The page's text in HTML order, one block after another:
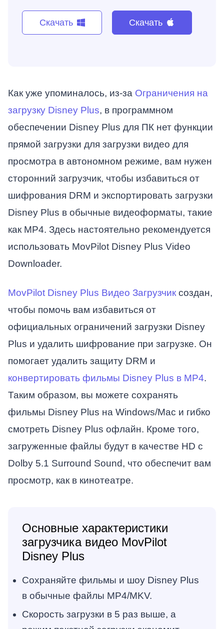
Скачать Скачать
Как уже упоминалось, из-за Ограничения на
загрузку Disney Plus, в программном
обеспечении Disney Plus для ПК нет функции
прямой загрузки для загрузки видео для
просмотра в автономном режиме, вам нужен
сторонний загрузчик, чтобы избавиться от
шифрования DRM и экспортировать загрузки
Disney Plus в обычные видеоформаты, такие
как MP4. Здесь настоятельно рекомендуется
использовать MovPilot Disney Plus Video
Downloader.
MovPilot Disney Plus Видео Загрузчиксоздан,
чтобы помочь вам избавиться от
официальных ограничений загрузки Disney
Plus и удалить шифрование при загрузке. Он
помогает удалить защиту DRM и
конвертировать фильмы Disney Plus в MP4.
Таким образом, вы можете сохранять
фильмы Disney Plus на Windows/Mac и гибко
смотреть Disney Plus офлайн. Кроме того,
загруженные файлы будут в качестве HD с
Dolby 5.1 Surround Sound, что обеспечит вам
просмотр, как в кинотеатре.
Основные характеристики
загрузчика видео MovPilot
Disney Plus
Сохраняйте фильмы и шоу Disney Plus
в обычные файлы MP4/MKV.
Скорость загрузки в 5 раз выше, а